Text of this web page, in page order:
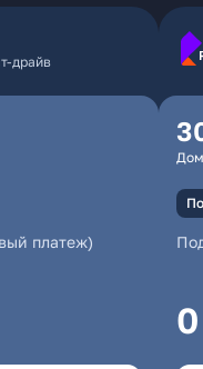
драйв
платеж)
0